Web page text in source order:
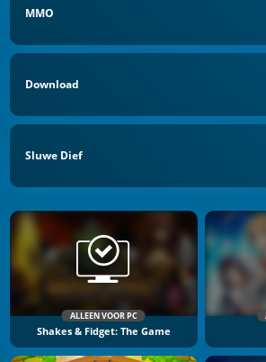
MMO
Download
Sluwe Dief
ALLEEN VOOR PC
Shakes & Fidget: The Game